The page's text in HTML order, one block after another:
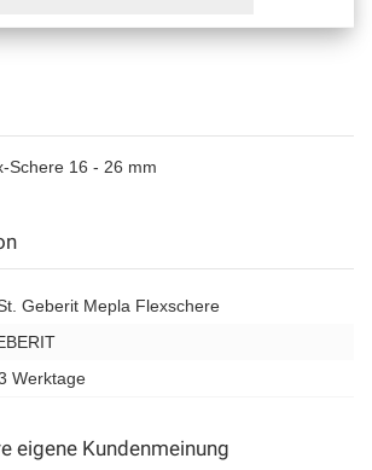
Schere 16 - 26 mm
Geberit Mepla Flexschere
Werktage
eigene Kundenmeinung